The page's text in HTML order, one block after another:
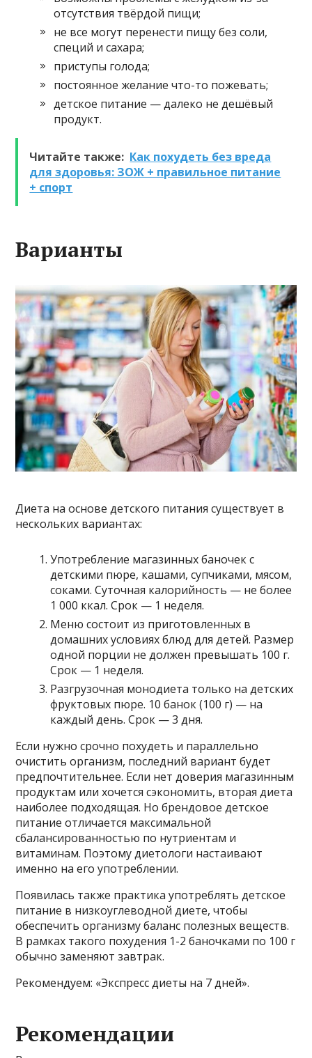
отсутствия твёрдой пищи;
не все могут перенести пищу без соли,
специй и сахара;
приступы голода;
постоянное желание что-то пожевать;
детское питание — далеко не дешёвый
продукт.
Читайте также: Как похудеть без вреда
для здоровья: ЗОЖ + правильное питание
+ спорт
Варианты
Диета на основе детского питания существует в
нескольких вариантах:
Употребление магазинных баночек с
детскими пюре, кашами, супчиками, мясом,
соками. Суточная калорийность — не более
1 000 ккал. Срок — 1 неделя.
Меню состоит из приготовленных в
домашних условиях блюд для детей. Размер
одной порции не должен превышать 100 г.
Срок — 1 неделя.
Разгрузочная монодиета только на детских
фруктовых пюре. 10 банок (100 г) — на
каждый день. Срок — 3 дня.
Если нужно срочно похудеть и параллельно
очистить организм, последний вариант будет
предпочтительнее. Если нет доверия магазинным
продуктам или хочется сэкономить, вторая диета
наиболее подходящая. Но брендовое детское
питание отличается максимальной
сбалансированностью по нутриентам и
витаминам. Поэтому диетологи настаивают
именно на его употреблении.
Появилась также практика употреблять детское
питание в низкоуглеводной диете, чтобы
обеспечить организму баланс полезных веществ.
В рамках такого похудения 1-2 баночками по 100 г
обычно заменяют завтрак.
Рекомендуем: «Экспресс диеты на 7 дней».
Рекомендации